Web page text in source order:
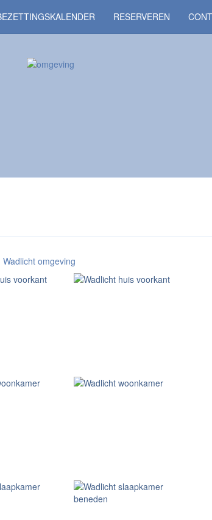
RESERVEREN
Wadlicht omgeving